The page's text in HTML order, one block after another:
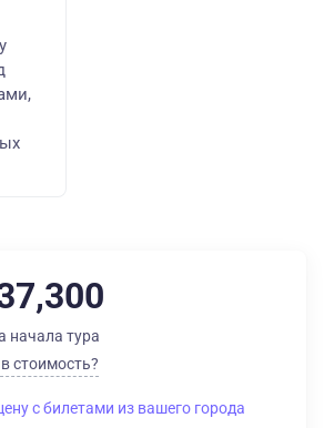
начала тура
стоимость?
с билетами из вашего города